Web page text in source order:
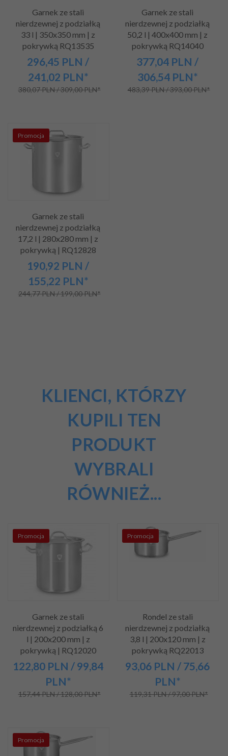
Garnek ze stali
nierdzewnej z podziałką
33 l | 350x350 mm | z
pokrywką RQ13535
296,45 PLN /
241,02 PLN*
380,07 PLN / 309,00 PLN*
Garnek ze stali
nierdzewnej z podziałką
50,2 l | 400x400 mm | z
pokrywką RQ14040
377,04 PLN /
306,54 PLN*
483,39 PLN / 393,00 PLN*
Promocja
Garnek ze stali
nierdzewnej z podziałką
17,2 l | 280x280 mm | z
pokrywką | RQ12828
190,92 PLN /
155,22 PLN*
244,77 PLN / 199,00 PLN*
KLIENCI, KTÓRZY
KUPILI TEN
PRODUKT
WYBRALI
RÓWNIEŻ...
Promocja
Garnek ze stali
nierdzewnej z podziałką 6
l | 200x200 mm | z
pokrywką | RQ12020
122,80 PLN / 99,84
PLN*
157,44 PLN / 128,00 PLN*
Promocja
Rondel ze stali
nierdzewnej z podziałką
3,8 l | 200x120 mm | z
pokrywką RQ22013
93,06 PLN / 75,66
PLN*
119,31 PLN / 97,00 PLN*
Promocja